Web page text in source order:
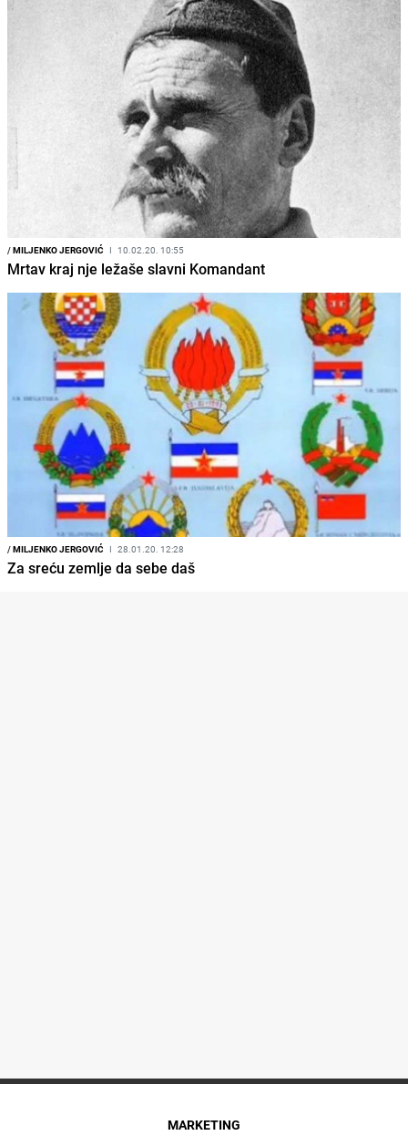
/MILJENKO JERGOVIĆ I 10.02.20. 10:55
Mrtav kraj nje ležaše slavni Komandant
/MILJENKO JERGOVIĆ I 28.01.20. 12:28
Za sreću zemlje da sebe daš
MARKETING